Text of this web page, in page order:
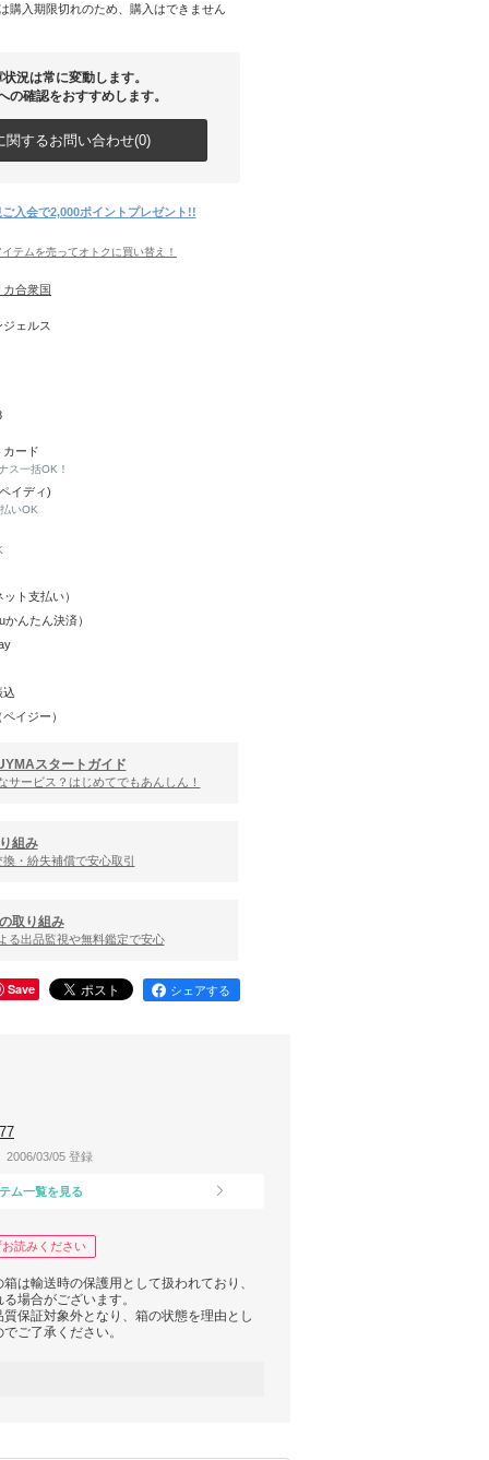
購入期限切れのため、購入はできません
況は常に変動します。
の確認をおすすめします。
関するお問い合わせ(0)
ご入会で2,000ポイントプレゼント!!
テムを売ってオトクに買い替え！
カ合衆国
ジェルス
カード
ス一括OK！
イディ)
いOK
ット支払い）
かんたん決済）
込
イジー）
スタートガイド
サービス？はじめてでもあんしん！
組み
・紛失補償で安心取引
取り組み
る出品監視や無料鑑定で安心
Save シェアする
2006/03/05 登録
ム一覧を見る
読みください
は輸送時の保護用として扱われており、
場合がございます。
保証対象外となり、箱の状態を理由とし
ご了承ください。
となっております。